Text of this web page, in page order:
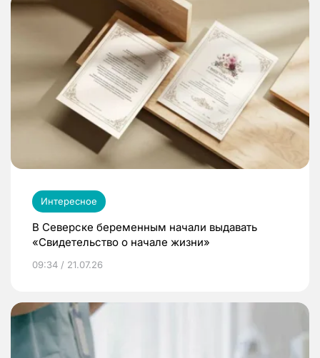
Интересное
В Северске беременным начали выдавать
«Свидетельство о начале жизни»
09:34 / 21.07.26